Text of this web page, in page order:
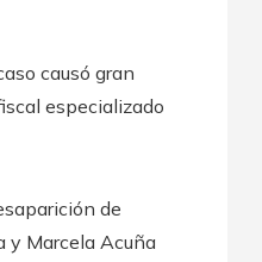
causó gran
especializado
de
y Marcela Acuña